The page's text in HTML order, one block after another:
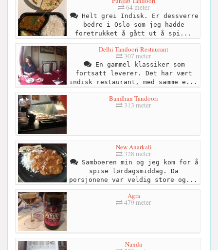
64 meter
Helt grei Indisk. Er dessverre
bedre i Oslo som jeg hadde
foretrukket å gått ut å spi...
Delhi Tandoori Restaurant
307 meter
En gammel klassiker som
fortsatt leverer. Det har vært
indisk restaurant, med samme e...
Bandhan Tandoori
313 meter
New Anarkali
328 meter
Samboeren min og jeg kom for å
spise lørdagsmiddag. Da
porsjonene var veldig store og...
Agra
479 meter
Nanda